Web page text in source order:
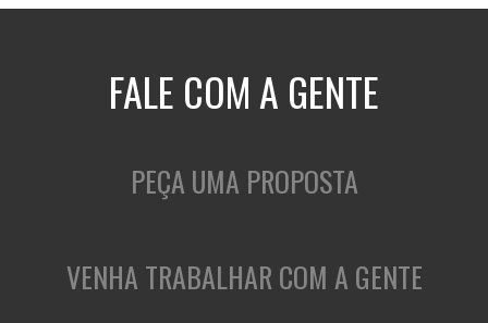
FALE COM A GENTE
PEÇA UMA PROPOSTA
VENHA TRABALHAR COM A GENTE